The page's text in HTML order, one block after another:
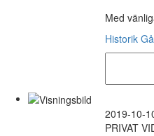
Med
Historik
2019-10-
PRIVAT